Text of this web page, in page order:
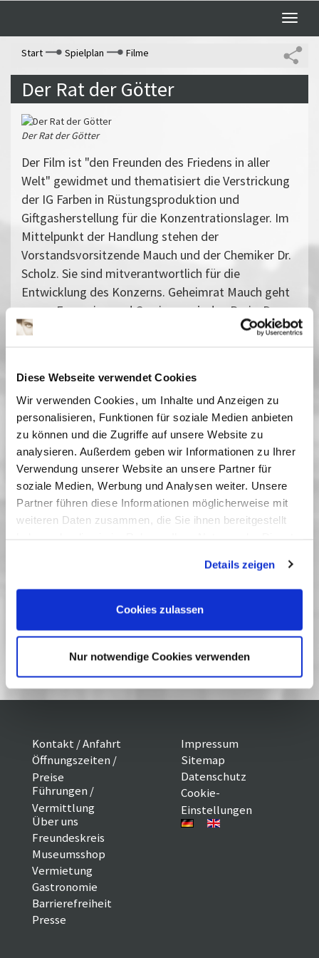
Diese Webseite verwendet Cookies
Wir verwenden Cookies, um Inhalte und Anzeigen zu
personalisieren, Funktionen für soziale Medien anbieten
zu können und die Zugriffe auf unsere Website zu
analysieren. Außerdem geben wir Informationen zu Ihrer
Verwendung unserer Website an unsere Partner für
soziale Medien, Werbung und Analysen weiter. Unsere
Partner führen diese Informationen möglicherweise mit
weiteren Daten zusammen, die Sie ihnen bereitgestellt
Cookies, wenn Sie unsere Webseite weiterhin nutzen.
Details zeigen
Cookies zulassen
Nur notwendige Cookies verwenden
Toggle
Start
Spielplan Filme
Der Rat der Götter
Der Rat der Götter
Der Film ist "den Freunden des Friedens in aller
Welt" gewidmet und thematisiert die Verstrickung
der IG Farben in Rüstungsproduktion und
Giftgasherstellung für die Konzentrationslager. Im
Mittelpunkt der Handlung stehen der
Vorstandsvorsitzende Mauch und der Chemiker Dr.
Scholz. Sie sind mitverantwortlich für die
Entwicklung des Konzerns. Geheimrat Mauch geht
es um Expansion und Gewinn um jeden Preis. Dr.
Scholz ist ein Mitläufer, der aus Angst um Stellung
verheerende Explosionskatastrophe in
Ludwigshafen beweist, dass der Konzern sich trotz
Verbotes wieder mit Sprengstoffen befasst. In
seiner tendenziösen Darstellung von
machtpolitischen Interessen der amerikanischen
Alliierten ist der Film heute auch ein deutliches
Zeugnis des Kalten Krieges.
Vergangene Vorstellungen
Kurt Maetzig - Zum 100. Geburtstag
Kontakt / Anfahrt
Öffnungszeiten /
Preise
Führungen /
Vermittlung
Über uns
Freundeskreis
Museumsshop
Vermietung
Gastronomie
Barrierefreiheit
Presse
Impressum
Sitemap
Datenschutz
Cookie-
Einstellungen